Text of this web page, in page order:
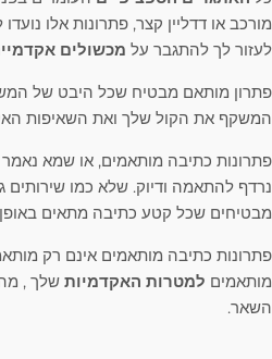
מורכב או דדליין קצר, פתרונות אלו
לעזור לך להתגבר על מכשולים
פתרון מותאם מבטיח שכל היבט של
המשקף את הקול שלך ואת השאיפות
פתרונות כתיבה מותאמים, או שמא
נרדף להתאמה ודיוק. שלא כמו שירותים
מבטיחים שכל קטע כתיבה מתאים
פתרונות כתיבה מותאמים אינם רק
מותאמים למטרות האקדמיות שלך ,
השאר.